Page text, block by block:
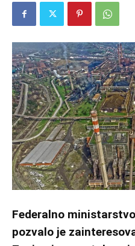
Federalno
pozvalo je